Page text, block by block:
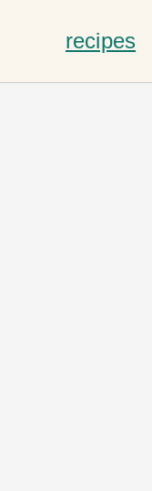
要
recipes